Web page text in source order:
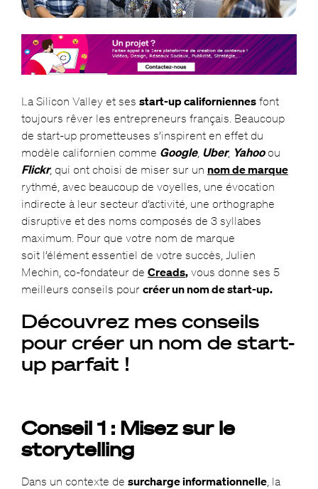
La Silicon Valley et ses start-up californiennesfont
toujours rêver les entrepreneurs français. Beaucoup
de start-up prometteuses s’inspirent en effet du
modèle californien comme Google, Uber, Yahooou
Flickr, qui ont choisi de miser sur un nom de marque
rythmé, avec beaucoup de voyelles, une évocation
indirecte à leur secteur d’activité, une orthographe
disruptive et des noms composés de 3 syllabes
maximum. Pour que votre nom de marque
soit l’élément essentiel de votre succès, Julien
Mechin, co-fondateur de Creads,vous donne ses 5
meilleurs conseils pour créer un nom de start-up.
Découvrez mes conseils
pour créer un nom de start-
up parfait !
Conseil 1 : Misez sur le
storytelling
Dans un contexte de surcharge informationnelle, la